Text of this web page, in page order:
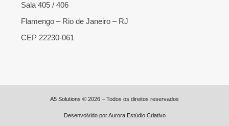
Sala 405 / 406
Flamengo – Rio de Janeiro – RJ
CEP 22230-061
A5 Solutions © 2026 – Todos os direitos reservados
Desenvolvido porAurora Estúdio Criativo